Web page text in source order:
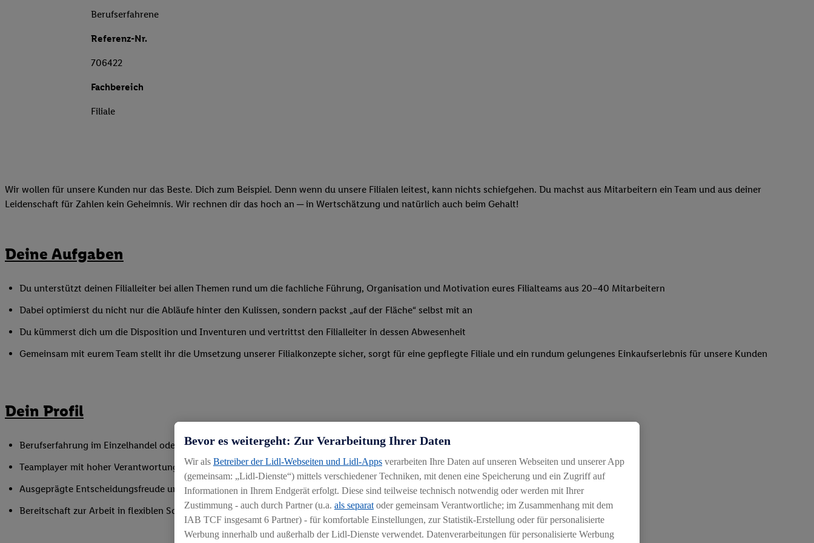
Berufserfahrene
Referenz-Nr.
706422
Fachbereich
Filiale
Wir wollen für unsere Kunden nur das Beste. Dich zum Beispiel. Denn wenn du unsere Filialen leitest, kann nichts schiefgehen. Du machst aus Mitarbeitern ein Team und aus deiner
Leidenschaft für Zahlen kein Geheimnis. Wir rechnen dir das hoch an ─ in Wertschätzung und natürlich auch beim Gehalt!
Deine Aufgaben
Du unterstützt deinen Filialleiter bei allen Themen rund um die fachliche Führung, Organisation und Motivation eures Filialteams aus 20–40 Mitarbeitern
Dabei optimierst du nicht nur die Abläufe hinter den Kulissen, sondern packst „auf der Fläche“ selbst mit an
Du kümmerst dich um die Disposition und Inventuren und vertrittst den Filialleiter in dessen Abwesenheit
Gemeinsam mit eurem Team stellt ihr die Umsetzung unserer Filialkonzepte sicher, sorgt für eine gepflegte Filiale und ein rundum gelungenes Einkaufserlebnis für unsere Kunden
Dein Profil
Berufserfahrung im Einzelhandel oder einer vergleichbaren Branche mit erster Führungserfahrung in einer ähnlich verantwortungsvollen Position
Teamplayer mit hoher Verantwortungsbereitschaft und der Fähigkeit, Mitarbeiter zu begeistern und zu motivieren
Ausgeprägte Entscheidungsfreude und Ergebnisorientierung
Bereitschaft zur Arbeit in flexiblen Schichtmodellen
Bevor es weitergeht: Zur Verarbeitung Ihrer Daten
Wir als Betreiber der Lidl-Webseiten und Lidl-Apps verarbeiten Ihre Daten auf unseren Webseiten und unserer App
(gemeinsam: „Lidl-Dienste“) mittels verschiedener Techniken, mit denen eine Speicherung und ein Zugriff auf
Informationen in Ihrem Endgerät erfolgt. Diese sind teilweise technisch notwendig oder werden mit Ihrer
Zustimmung - auch durch Partner (u.a. als separat oder gemeinsam Verantwortliche; im Zusammenhang mit dem
IAB TCF insgesamt 6 Partner) - für komfortable Einstellungen, zur Statistik-Erstellung oder für personalisierte
Werbung innerhalb und außerhalb der Lidl-Dienste verwendet. Datenverarbeitungen für personalisierte Werbung